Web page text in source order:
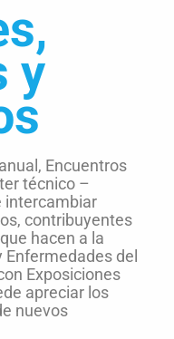
y
Encuentros
técnico –
intercambiar
contribuyentes
hacen a la
del
Exposiciones
apreciar los
nuevos